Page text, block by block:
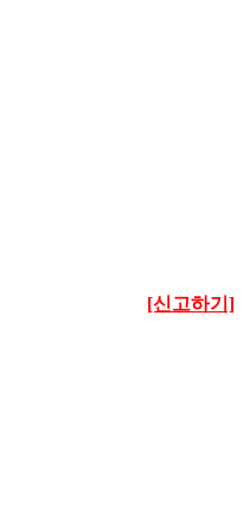
[신고하기]